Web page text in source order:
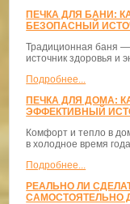
ПЕЧКА ДЛЯ БАНИ:
БЕЗОПАСНЫЙ
Традиционная баня —
источник здоровья и
Подробнее...
ПЕЧКА ДЛЯ ДОМА:
ЭФФЕКТИВНЫЙ
Комфорт и тепло в
в холодное время года.
Подробнее...
РЕАЛЬНО ЛИ
САМОСТОЯТЕЛЬНО